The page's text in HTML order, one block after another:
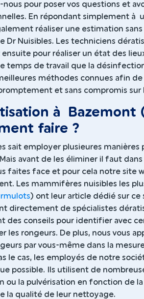
pour poser vos questions et
En répondant simplement à
réaliser une estimation
Dr Nuisibles. Les techniciens
pour réaliser un état des
temps de travail que la
méthodes connues afin de
et sans compromis sur
à Bazemont
faire ?
sait employer plusieures manières
avant de les éliminer il faut
faites face et pour cela notre site
Les mammifères nuisibles les
) ont leur article dédié sur ce
directement de spécialistes
des conseils pour identifier avec
les rongeurs. De plus, nous vous
par vous-même dans la
le cas, les employés de notre
possible. Ils utilisent de
ou la pulvérisation en fonction de
la qualité de leur nettoyage.